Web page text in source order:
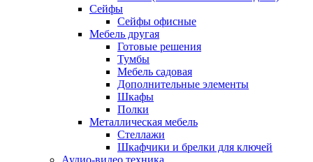
Сейфы
Сейфы офисные
Мебель другая
Готовые решения
Тумбы
Мебель садовая
Дополнительные элементы
Шкафы
Полки
Металлическая мебель
Стеллажи
Шкафчики и брелки для ключей
Аудио-видео техника